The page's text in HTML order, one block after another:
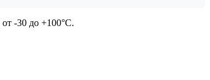
-30 до +100°C.